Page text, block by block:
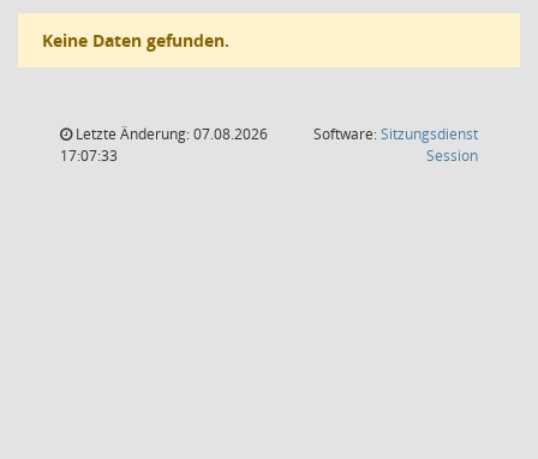
Keine Daten gefunden.
Letzte Änderung: 07.08.2026
17:07:33
Software:Sitzungsdienst
Session(Wird in